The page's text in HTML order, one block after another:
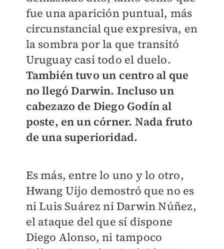
fue una aparición puntual, más
circunstancial que expresiva, en
la sombra por la que transitó
Uruguay casi todo el duelo.
También tuvo un centro al que
no llegó Darwin. Incluso un
cabezazo de Diego Godín al
poste, en un córner. Nada fruto
de una superioridad.
Es más, entre lo uno y lo otro,
Hwang Uijo demostró que no es
ni Luis Suárez ni Darwin Núñez,
el ataque del que sí dispone
Diego Alonso, ni tampoco